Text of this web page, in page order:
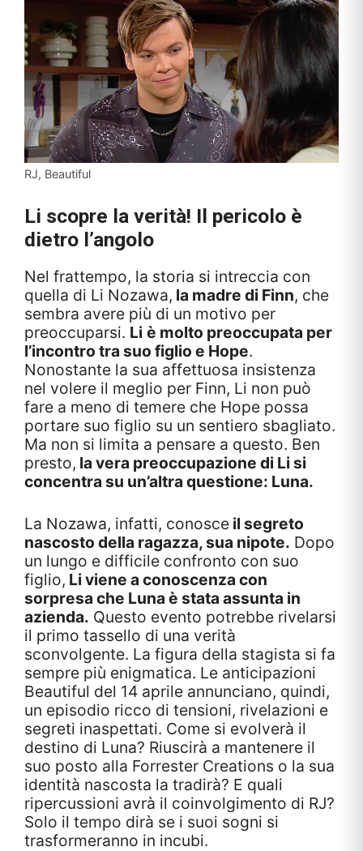
RJ, Beautiful
Li scopre la verità! Il pericolo è
dietro l’angolo
Nel frattempo, la storia si intreccia con
quella di Li Nozawa, la madre di Finn, che
sembra avere più di un motivo per
preoccuparsi. Li è molto preoccupata per
l’incontro tra suo figlio e Hope.
Nonostante la sua affettuosa insistenza
nel volere il meglio per Finn, Li non può
fare a meno di temere che Hope possa
portare suo figlio su un sentiero sbagliato.
Ma non si limita a pensare a questo. Ben
presto, la vera preoccupazione di Li si
concentra su un’altra questione: Luna.
La Nozawa, infatti, conosce il segreto
nascosto della ragazza, sua nipote. Dopo
un lungo e difficile confronto con suo
figlio, Li viene a conoscenza con
sorpresa che Luna è stata assunta in
azienda. Questo evento potrebbe rivelarsi
il primo tassello di una verità
sconvolgente. La figura della stagista si fa
sempre più enigmatica. Le anticipazioni
Beautiful del 14 aprile annunciano, quindi,
un episodio ricco di tensioni, rivelazioni e
segreti inaspettati. Come si evolverà il
destino di Luna? Riuscirà a mantenere il
suo posto alla Forrester Creations o la sua
identità nascosta la tradirà? E quali
ripercussioni avrà il coinvolgimento di RJ?
Solo il tempo dirà se i suoi sogni si
trasformeranno in incubi.